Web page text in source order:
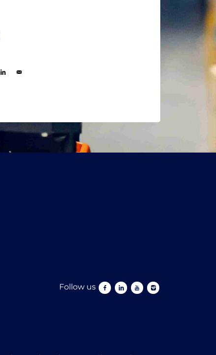
on Facebook
Share on Linkedin
Send by e-mail
Follow us Follow us facebook
Follow us linkedin
Follow us youtube
Follow us instagram